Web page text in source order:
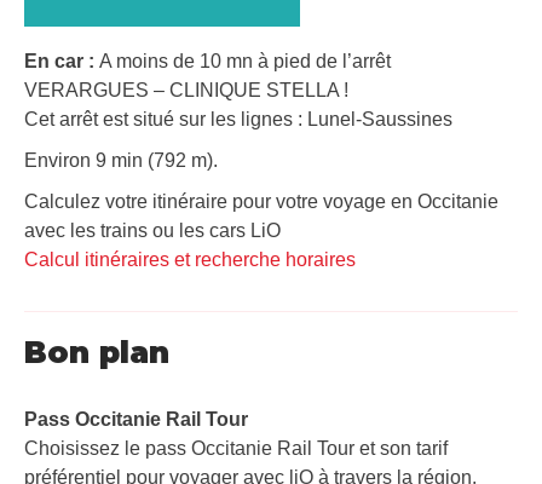
En car : A moins de 10 mn à pied de l’arrêt
VERARGUES – CLINIQUE STELLA !
Cet arrêt est situé sur les lignes : Lunel-Saussines
Environ 9 min (792 m).
Calculez votre itinéraire pour votre voyage en Occitanie
avec les trains ou les cars LiO
Calcul itinéraires et recherche horaires
Bon plan
Pass Occitanie Rail Tour​
Choisissez le pass Occitanie Rail Tour et son tarif
préférentiel pour voyager avec liO à travers la région.